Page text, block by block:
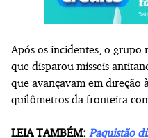
Após os incidentes, o
que disparou mísseis
que avançavam em direção
quilômetros da fronteira
LEIA TAMBÉM: Paquistão